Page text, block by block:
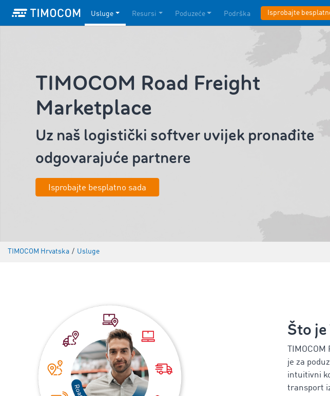
Usluge Resursi Poduzeće Podrška Isprobajte
TIMOCOM Road Freight
Marketplace
Uz naš logistički softver uvijek pronađite
odgovarajuće partnere
Isprobajte besplatno sada
TIMOCOM Hrvatska / Usluge
Što
je za
intuitivni
transport